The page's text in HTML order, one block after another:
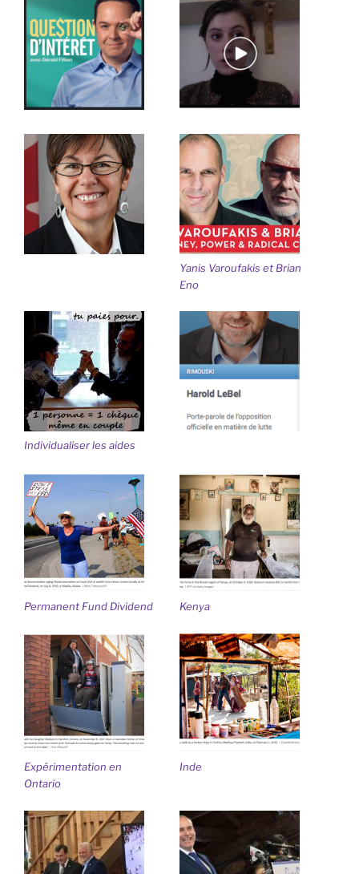
Yanis Varoufakis et Brian
Eno
Individualiser les aides
Permanent Fund Dividend Kenya
Expérimentation en
Ontario
Inde